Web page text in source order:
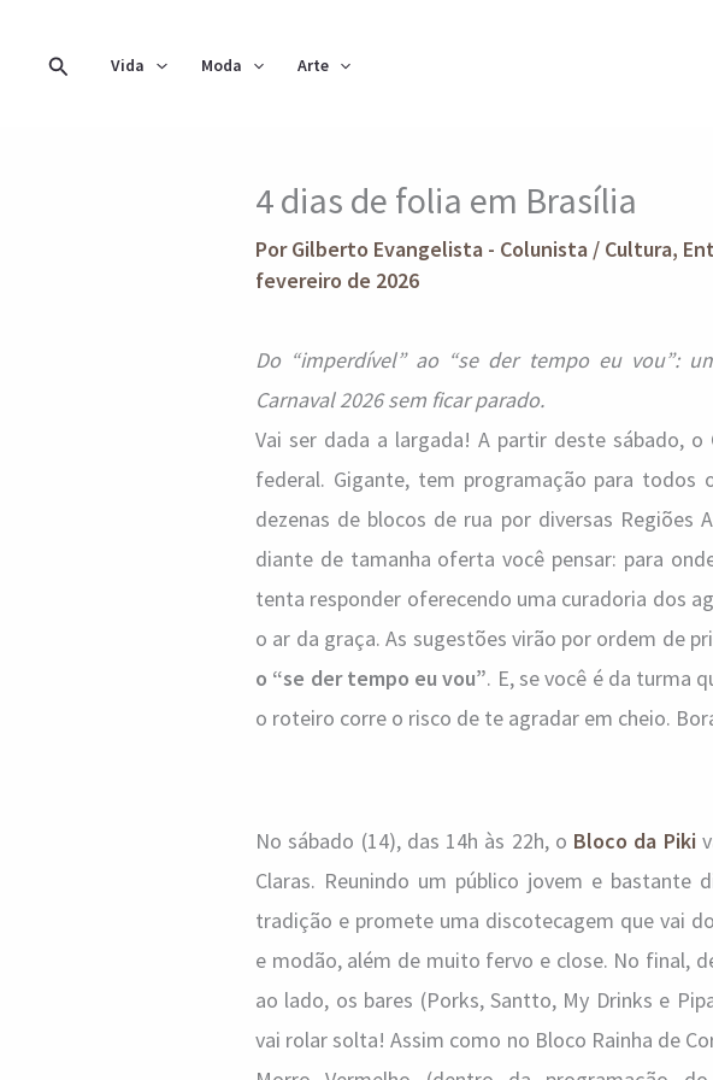
Pesquisar
Vida Moda Arte
4 dias de folia em Brasília
PorGilberto Evangelista - Colunista / Cultura,
fevereiro de 2026
Do “imperdível” ao “se der tempo eu vou”:
Carnaval 2026 sem ficar parado.
Vai ser dada a largada! A partir deste sábado, o
federal. Gigante, tem programação para
dezenas de blocos de rua por diversas Regiões
diante de tamanha oferta você pensar: para
tenta responder oferecendo uma curadoria dos
o ar da graça. As sugestões virão por ordem de
o “se der tempo eu vou”. E, se você é da turma
o roteiro corre o risco de te agradar em cheio.
No sábado (14), das 14h às 22h, o Bloco da Piki
Claras. Reunindo um público jovem e bastante
tradição e promete uma discotecagem que vai
e modão, além de muito fervo e close. No final,
ao lado, os bares (Porks, Santto, My Drinks e
vai rolar solta! Assim como no Bloco Rainha de